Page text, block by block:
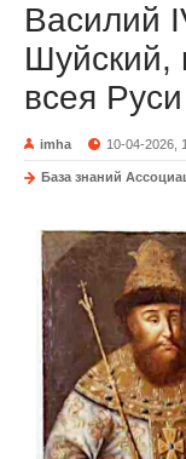
Василий
Шуйский,
всея Руси
imha 10-04-2026,
База знаний